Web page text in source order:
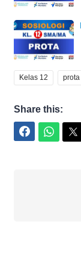
Kelas 12
Share this: